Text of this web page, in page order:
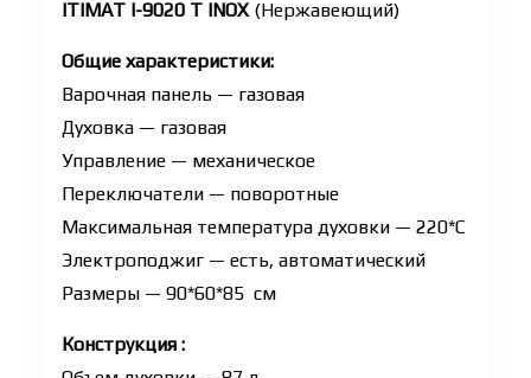
ITIMAT I-9020 T INOX(Нержавеющий)
Общие характеристики:
Варочная панель — газовая
Духовка — газовая
Управление — механическое
Переключатели — поворотные
Максимальная температура духовки — 220*С
Электроподжиг — есть, автоматический
Размеры — 90*60*85 см
Конструкция :